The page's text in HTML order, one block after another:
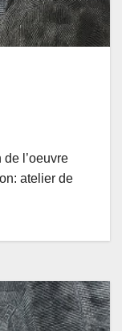
l’oeuvre
atelier de